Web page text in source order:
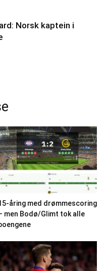
Norsk kaptein i
åring med drømmescoring
men Bodø/Glimt tok alle